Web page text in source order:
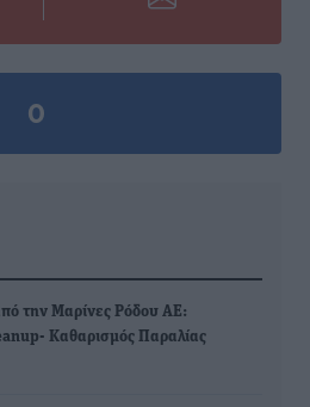
0
την Μαρίνες Ρόδου ΑΕ:
Καθαρισμός Παραλίας